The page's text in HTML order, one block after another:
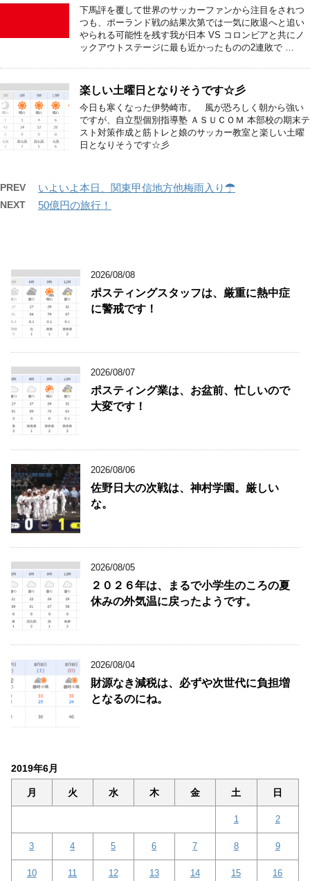
下馬評を覆して世界のサッカーファンから注目をされつ
つも、ポーランド戦の結果次第では一気に敗退へと追い
やられる可能性を残す我が日本 VS コロンビアと共にノ
ックアウトステージに最も近かったものの2連敗で …
楽しい土曜日となりそうです☆彡
今日も寒くなった伊勢崎市。 風が恐ろしく朝から強い
ですが、自立型個別指導塾 ＡＳＵＣＯＭ 本部校の期末テ
スト対策作成と筋トレと娘のサッカー教室と楽しい土曜
日となりそうです☆彡
PREV いよいよ本日、関東甲信地方他梅雨入り☂
NEXT 50億円の旅行！
2026/08/08
ポスティングスタッフは、厳重に熱中症
に警戒です！
2026/08/07
ポスティング業は、お盆前、忙しいので
大変です！
2026/08/06
佐野日大の次戦は、神村学園。厳しい
な。
2026/08/05
２０２６年は、まるで小学生のころの夏
休みの外気温に戻ったようです。
2026/08/04
財源なき減税は、必ずや次世代に負担増
となるのにね。
2019年6月
月 火 水 木 金 土 日
1 2
3 4 5 6 7 8 9
10 11 12 13 14 15 16